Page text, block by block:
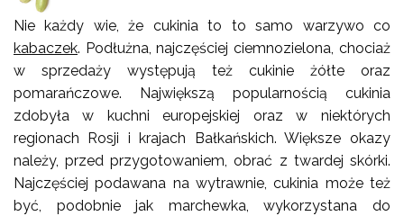
Nie każdy wie, że cukinia to to samo warzywo co
kabaczek. Podłużna, najczęściej ciemnozielona, chociaż
w sprzedaży występują też cukinie żółte oraz
pomarańczowe. Największą popularnością cukinia
zdobyła w kuchni europejskiej oraz w niektórych
regionach Rosji i krajach Bałkańskich. Większe okazy
należy, przed przygotowaniem, obrać z twardej skórki.
Najczęściej podawana na wytrawnie, cukinia może też
być, podobnie jak marchewka, wykorzystana do